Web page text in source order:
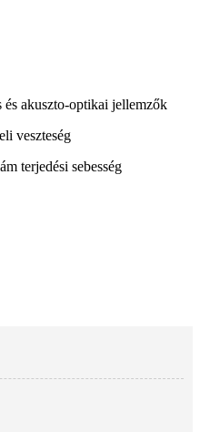
és akuszto-optikai jellemzők
veszteség
terjedési sebesség